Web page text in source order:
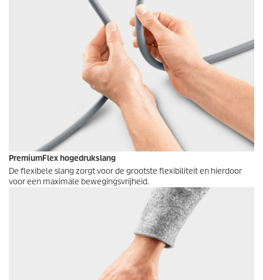
PremiumFlexhogedrukslang
De flexibele slang zorgt voor de grootste flexibiliteit en hierdoor
voor een maximale bewegingsvrijheid.